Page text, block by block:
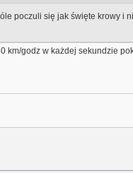
poczuli się jak święte krowy i
km/godz w każdej sekundzie